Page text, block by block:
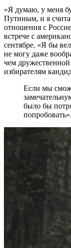
«Я думаю, у меня
Путиным, и я
отношения с
встрече с
сентябре. «Я бы
не могу даже
чем
избирателям
Если мы
было бы
попробовать».